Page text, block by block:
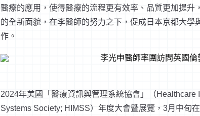
醫療的應用，使得醫療的流程更有效率、品質更加提升
的全新面貌，在李醫師的努力之下，促成日本京都大學
作。
2024年美國「醫療資訊與管理系統協會」（Healthcare
Systems Society; HIMSS）年度大會暨展覽，3月中旬